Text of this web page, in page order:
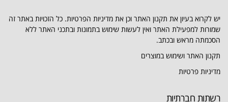
יש לקרוא בעיון את תקנון האתר וכן את מדיניות הפרטיות. כל הזכויות באתר זה
שמורות למפעילת האתר ואין לעשות שימוש בתמונות ובתכני האתר ללא
הסכמתה מראש ובכתב.
תקנון האתר ושימוש במוצרים
מדיניות פרטיות
רשתות חברתיות